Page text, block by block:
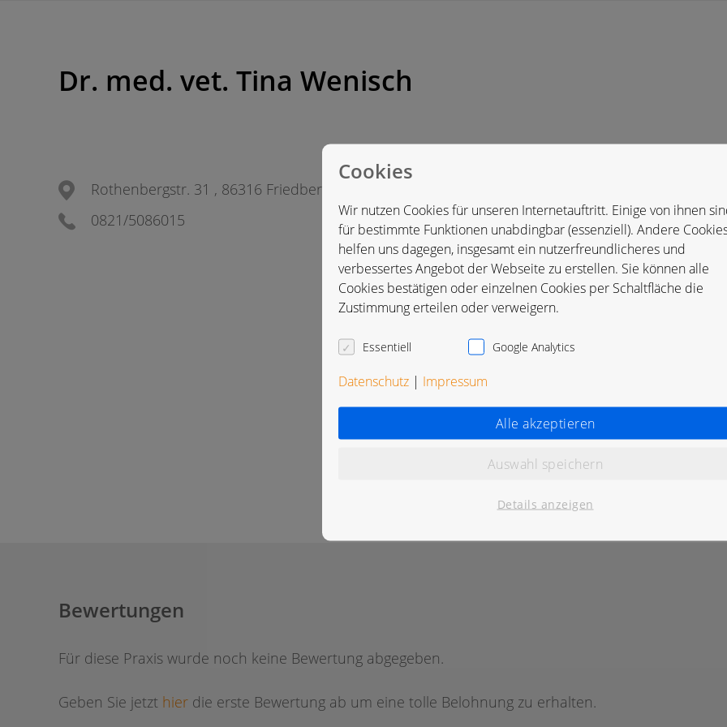
Dr. med. vet. Tina Wenisch
Rothenbergstr. 31 , 86316 Friedberg, Deutschland
0821/5086015
Bewertungen
Für diese Praxis wurde noch keine Bewertung abgegeben.
Geben Sie jetzt hier die erste Bewertung ab um eine tolle Belohnung zu erhalten.
Cookies
Wir nutzen Cookies für unseren Internetauftritt. Einige von ihnen
für bestimmte Funktionen unabdingbar (essenziell). Andere
helfen uns dagegen, insgesamt ein nutzerfreundlicheres und
verbessertes Angebot der Webseite zu erstellen. Sie können alle
Cookies bestätigen oder einzelnen Cookies per Schaltfläche die
Zustimmung erteilen oder verweigern.
Essentiell Google Analytics
Datenschutz | Impressum
Alle akzeptieren
Auswahl speichern
Details anzeigen